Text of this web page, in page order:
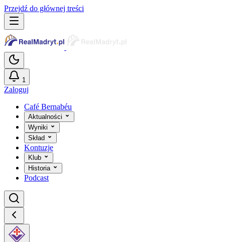
Przejdź do głównej treści
1
Zaloguj
Café Bernabéu
Aktualności
Wyniki
Skład
Kontuzje
Klub
Historia
Podcast